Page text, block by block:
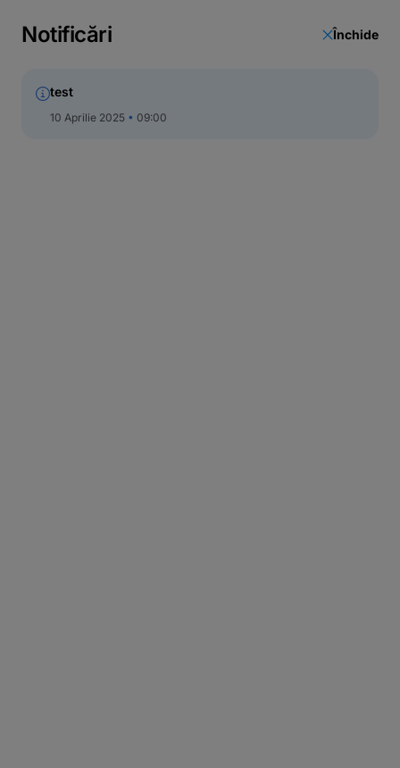
Call Center
Notificări Închide
test
10 Aprilie 2025 09:00